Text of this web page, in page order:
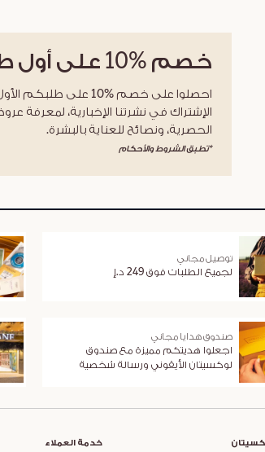
خصم %10 على أول
احصلوا على خصم %10 على طلبكم
الإشتراك في نشرتنا الإخبارية، لمعرفة
الحصرية، ونصائح للعناية بالبشرة.
*تطبق الشروط والأحكام
توصيل مجاني
لجميع الطلبات فوق 249 د.إ
صندوق هدايا مجاني
اجعلوا هديتكم مميزة مع صندوق
لوكسيتان الأيقوني ورسالة شخصية
خدمة العملاء